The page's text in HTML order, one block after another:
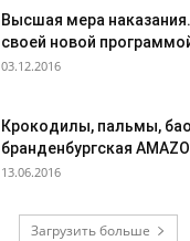
Высшая мера
своей новой
03.12.2016
Крокодилы, пальмы,
бранденбургская
13.06.2016
Загрузить больше